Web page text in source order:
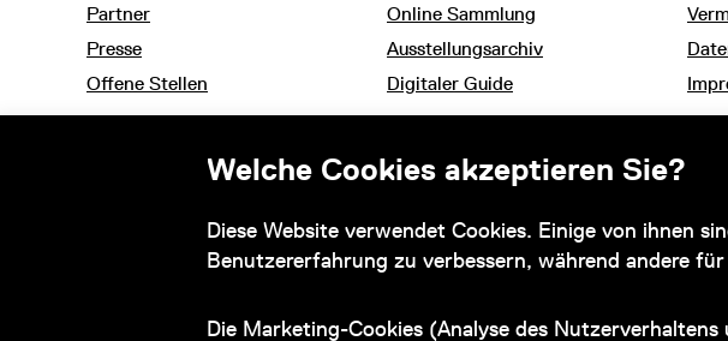
Welche Cookies akzeptieren Sie?
Diese Website verwendet Cookies. Einige von ihnen
Benutzererfahrung zu verbessern, während andere
Die Marketing-Cookies (Analyse des
Partner
Presse
Offene Stellen
Online Sammlung
Ausstellungsarchiv
Digitaler Guide
Informationen zu ihrem barrierefreien Besuch
und Barrierefreiheitserklärung